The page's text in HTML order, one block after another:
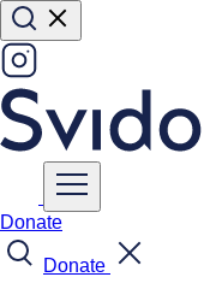
Donate
Donate